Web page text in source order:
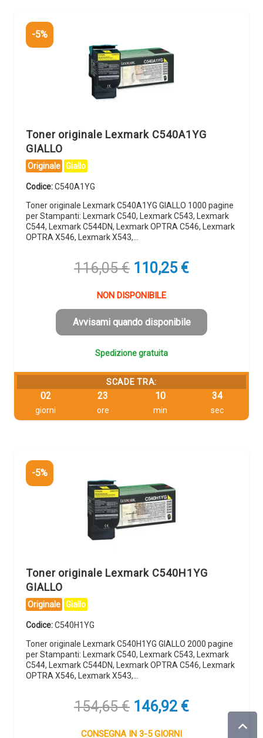
-5%
Toner originale Lexmark C540A1YG
GIALLO
Originale Giallo
Codice:C540A1YG
Toner originale Lexmark C540A1YG GIALLO 1000 pagine
per Stampanti: Lexmark C540, Lexmark C543, Lexmark
C544, Lexmark C544DN, Lexmark OPTRA C546, Lexmark
OPTRA X546, Lexmark X543,…
116,05€ Il
originale
era:
116,05 €.
110,25 €Il
è:
110,25 €.
NON DISPONIBILE
Avvisami quando disponibile
Spedizione gratuita
SCADE TRA:
02
giorni
23
ore
10
min
33
sec
-5%
Toner originale Lexmark C540H1YG
GIALLO
Originale Giallo
Codice:C540H1YG
Toner originale Lexmark C540H1YG GIALLO 2000 pagine
per Stampanti: Lexmark C540, Lexmark C543, Lexmark
C544, Lexmark C544DN, Lexmark OPTRA C546, Lexmark
OPTRA X546, Lexmark X543,…
154,65€ Il
prezzo
originale
146,92 €Il
prezzo
CONSEGNA IN 3-5 GIORNI